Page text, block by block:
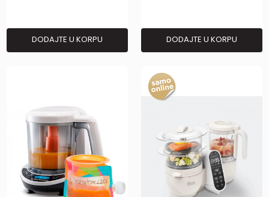
DODAJTE U KORPU DODAJTE U KORPU